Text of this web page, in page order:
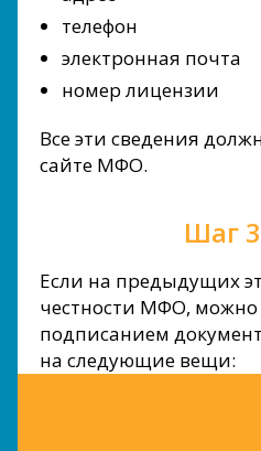
телефон
электронная почта
номер лицензии
Все эти сведения
сайте МФО.
Шаг
Если на предыдущих
честности МФО,
подписанием
на следующие вещи: